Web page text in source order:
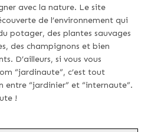
avec la nature. Le site
de l’environnement qui
potager, des plantes sauvages
des champignons et bien
D’ailleurs, si vous vous
“jardinaute”, c’est tout
“jardinier” et “internaute”.
!